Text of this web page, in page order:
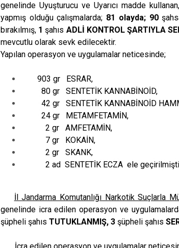
genelinde Uyuşturucu ve Uyarıcı madde
yapmış olduğu çalışmalarda; 81 olayda; 90
bırakılmış, 1 şahıs ADLİ KONTROL ŞARTIYLA
mevcutlu olarak sevk edilecektir.
Yapılan operasyon ve uygulamalar neticesinde;
903 gr ESRAR,
80 gr SENTETİK KANNABİNOİD,
42 gr SENTETİK KANNABİNOİD
24 gr METAMFETAMİN,
2 gr AMFETAMİN,
7 gr KOKAİN,
2 gr SKANK,
2 ad SENTETİK ECZA ele
İl Jandarma Komutanlığı Narkotik Suçlarla
genelinde icra edilen operasyon ve
şüpheli şahıs TUTUKLANMIŞ, 3 şüpheli şahıs